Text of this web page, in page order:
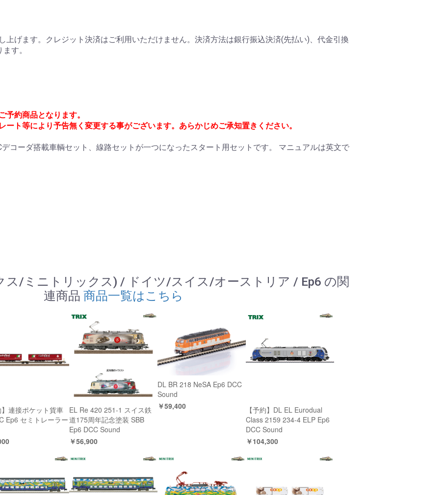
上げます。クレジット決済はご利用いただけません。決済方法は銀行振込決済(先払い)、代金引換
す。
約商品となります。
ート等により予告無く変更する事がございます。あらかじめご承知置きください。
コーダ搭載車輌セット、線路セットが一つになったスタート用セットです。 マニュアルは英文で
ス/ミニトリックス) / ドイツ/スイス/オーストリア / Ep6 の関
連商品 商品一覧はこちら
】連接ポケット貨車
Ep6 セミトレーラー
EL Re 420 251-1 スイス鉄
道175周年記念塗装 SBB
Ep6 DCC Sound
￥56,900
DL BR 218 NeSA Ep6 DCC
Sound
￥59,400
【予約】DL EL Eurodual
Class 2159 234-4 ELP Ep6
DCC Sound
￥104,300